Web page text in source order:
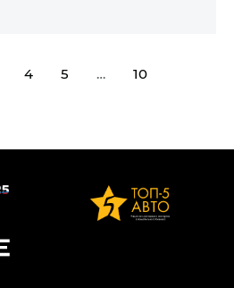
4 5 … 10